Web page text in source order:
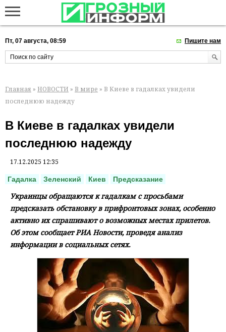
Пт, 07 августа, 08:59 Пишите нам
Главная » НОВОСТИ » В мире » В Киеве в гадалках увидели
последнюю надежду
В Киеве в гадалках увидели
последнюю надежду
17.12.2025 12:35
Гадалка Зеленский Киев Предсказание
Украинцы обращаются к гадалкам с просьбами
предсказать обстановку в прифронтовых зонах, особенно
активно их спрашивают о возможных местах прилетов.
Об этом сообщает РИА Новости, проведя анализ
информации в социальных сетях.